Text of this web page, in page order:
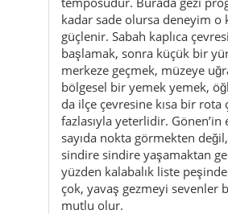
kadar sade olursa deneyim o
güçlenir. Sabah kaplıca
başlamak, sonra küçük bir
merkeze geçmek, müzeye
bölgesel bir yemek yemek,
da ilçe çevresine kısa bir rota
fazlasıyla yeterlidir. Gönen’in
sayıda nokta görmekten
sindire sindire yaşamaktan
yüzden kalabalık liste
çok, yavaş gezmeyi sevenler
mutlu olur.